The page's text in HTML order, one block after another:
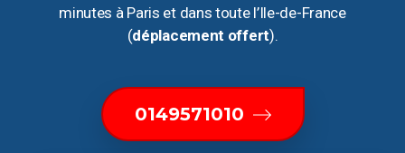
minutes à Paris et dans toute l’Ile-de-France
(déplacement offert).
0149571010